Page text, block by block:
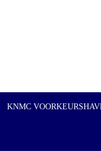
KNMC